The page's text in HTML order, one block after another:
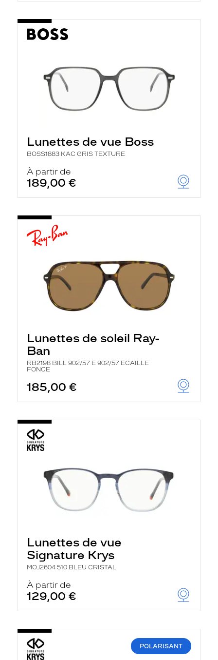
Lunettes de vue Boss
BOSS1883 KAC GRIS TEXTURE
À partir de
189,00 €
Lunettes de soleil Ray-
Ban
RB2198 BILL 902/57 E 902/57 ECAILLE
FONCE
185,00 €
Lunettes de vue
Signature Krys
MOJ2604 510 BLEU CRISTAL
À partir de
129,00 €
POLARISANT